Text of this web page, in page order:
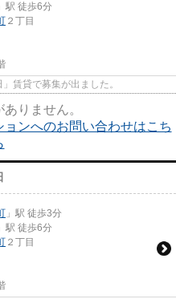
」駅 徒歩6分
２丁目
賃貸で募集が出ました。
りません。
ンへのお問い合わせはこち
」駅 徒歩3分
」駅 徒歩6分
２丁目